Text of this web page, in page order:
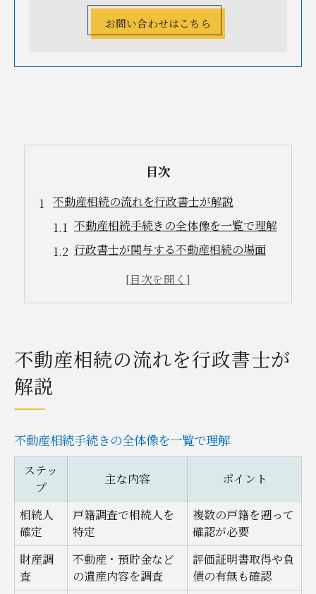
お問い合わせはこちら
目次
不動産相続の流れを行政書士が解説
不動産相続手続きの全体像を一覧で理解
行政書士が関与する不動産相続の場面
手続き別に見る不動産相続の進め方
伊勢崎市で不動産相続を進める実践術
相続相談窓口の活用ポイントまとめ
行政書士活用で不動産相続を安心に
行政書士を活用した安心の不動産相続
専門家サポートのメリット比較表
行政書士選びで重視すべきポイント
不動産相続でよくある相談内容一覧
不動産相続の流れを行政書士が
解説
不動産相続手続きの全体像を一覧で理解
ステッ
プ
主な内容 ポイント
相続人
確定
戸籍調査で相続人を
特定
複数の戸籍を遡って
確認が必要
財産調
査
不動産・預貯金など
の遺産内容を調査
評価証明書取得や負
債の有無も確認